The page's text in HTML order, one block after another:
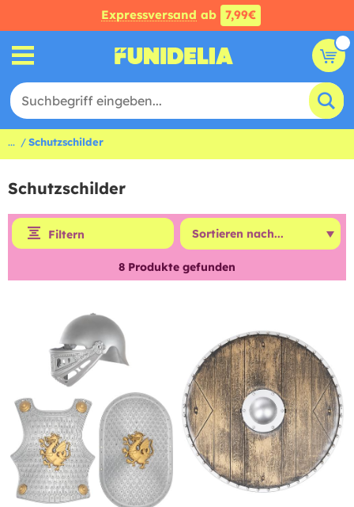
Expressversand ab 7,99€
... Schutzschilder
Schutzschilder
Filtern
8 Produkte gefunden